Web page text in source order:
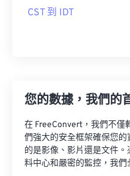
CST 到 IDT
您的數據，我們的
在 FreeConvert，我們不僅
們強大的安全框架確保您
的是影像、影片還是文件
料中心和嚴密的監控，我們